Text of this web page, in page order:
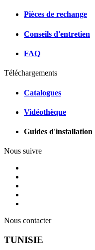
Pièces de rechange
Conseils d'entretien
FAQ
Téléchargements
Catalogues
Vidéothèque
Guides d'installation
Nous suivre
Nous contacter
TUNISIE